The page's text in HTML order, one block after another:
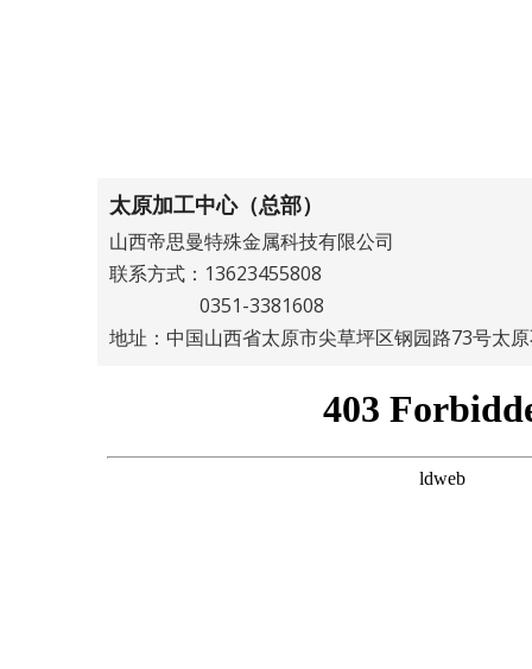
太原加工中心（总部）
山西帝思曼特殊金属科技有限公司
联系方式：13623455808
0351-3381608
地址：中国山西省太原市尖草坪区钢园路73号太